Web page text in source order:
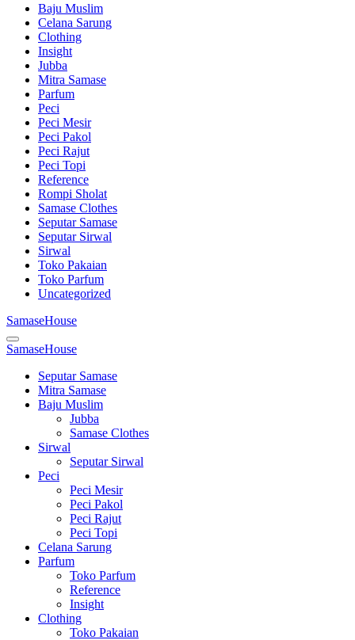
Baju Muslim
Celana Sarung
Clothing
Insight
Jubba
Mitra Samase
Parfum
Peci
Peci Mesir
Peci Pakol
Peci Rajut
Peci Topi
Reference
Rompi Sholat
Samase Clothes
Seputar Samase
Seputar Sirwal
Sirwal
Toko Pakaian
Toko Parfum
Uncategorized
SamaseHouse
SamaseHouse
Seputar Samase
Mitra Samase
Baju Muslim
Jubba
Samase Clothes
Sirwal
Seputar Sirwal
Peci
Peci Mesir
Peci Pakol
Peci Rajut
Peci Topi
Celana Sarung
Parfum
Toko Parfum
Reference
Insight
Clothing
Toko Pakaian